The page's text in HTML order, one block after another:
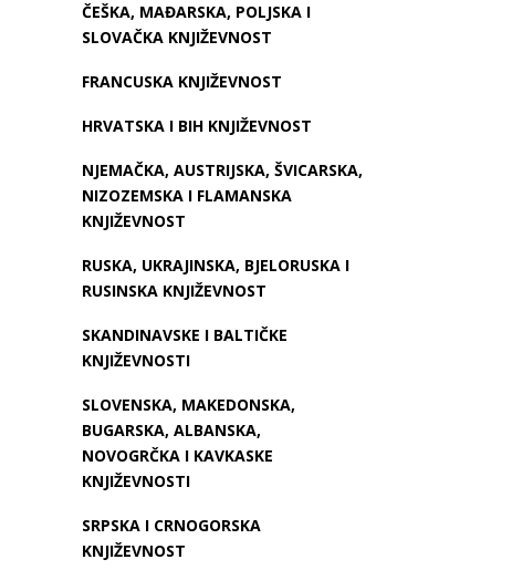
ČEŠKA, MAĐARSKA, POLJSKA I
SLOVAČKA KNJIŽEVNOST
FRANCUSKA KNJIŽEVNOST
HRVATSKA I BIH KNJIŽEVNOST
NJEMAČKA, AUSTRIJSKA, ŠVICARSKA,
NIZOZEMSKA I FLAMANSKA
KNJIŽEVNOST
RUSKA, UKRAJINSKA, BJELORUSKA I
RUSINSKA KNJIŽEVNOST
SKANDINAVSKE I BALTIČKE
KNJIŽEVNOSTI
SLOVENSKA, MAKEDONSKA,
BUGARSKA, ALBANSKA,
NOVOGRČKA I KAVKASKE
KNJIŽEVNOSTI
SRPSKA I CRNOGORSKA
KNJIŽEVNOST